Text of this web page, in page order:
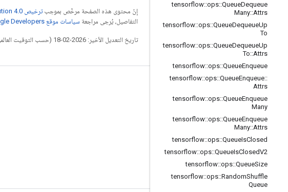
tensorflow::ops::QueueDequeue
Many::Attrs
tensorflow::ops::QueueDequeueUp
To
tensorflow::ops::QueueDequeueUp
To::Attrs
tensorflow::ops::QueueEnqueue
tensorflow::ops::QueueEnqueue::
Attrs
tensorflow::ops::QueueEnqueue
Many
tensorflow::ops::QueueEnqueue
Many::Attrs
tensorflow::ops::QueueIsClosed
tensorflow::ops::QueueIsClosedV2
tensorflow::ops::QueueSize
tensorflow::ops::RandomShuffle
Queue
إنّ محتوى هذه الصفحة مرخّص بموجبترخيص Creative Commons Attribution 4.0‏
التفاصيل، يُرجى مراجعة سياسات موقع Google Developers‏
تاريخ التعديل الأخير: 2026-02-18 (حسب التوقيت العالمي المتفَّق عليه)
التواصل الاجتماعي
المدوّنة
المنتدى
GitHub
Twitter
YouTube